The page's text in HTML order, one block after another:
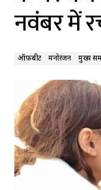
नवंबर में
ऑफ़बीट मनोरंजन मुख्य